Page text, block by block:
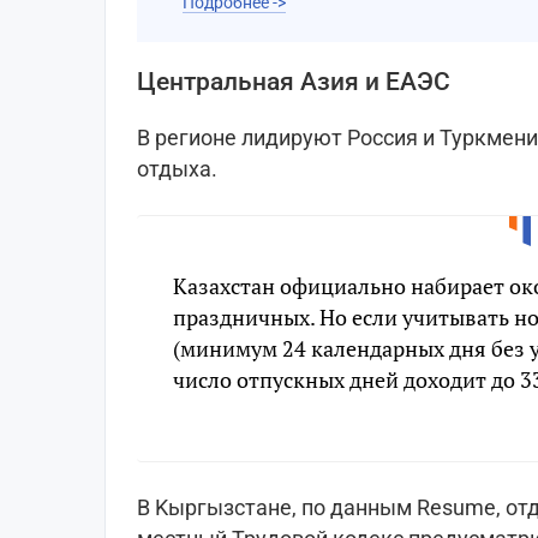
Центральная Азия и ЕАЭС
B peгионе лидируют Россия и
отдыха.
Казахстан официально набирает
праздничных. Но если учитывать
(минимум 24 календарных дня без
число отпускных дней доходит до
B Kыргызстане, по данным Resume,